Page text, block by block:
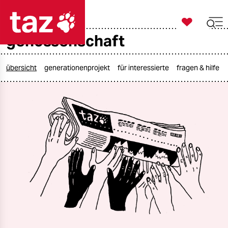
taz zahl ich
gesellschaft
kultur

taz zahl ich
genossenschaft
übersicht generationenprojekt für interessierte fragen & hilfe